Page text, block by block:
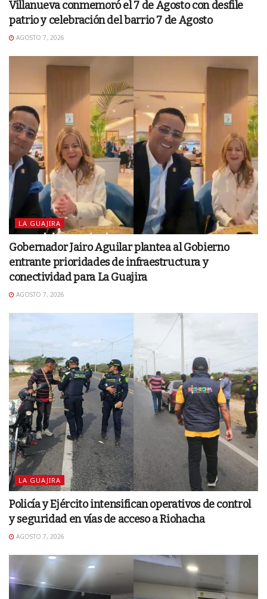
Villanueva conmemoró el 7 de Agosto con desfile
patrio y celebración del barrio 7 de Agosto
AGOSTO 7, 2026
LA GUAJIRA
Gobernador Jairo Aguilar plantea al Gobierno
entrante prioridades de infraestructura y
conectividad para La Guajira
AGOSTO 7, 2026
LA GUAJIRA
Policía y Ejército intensifican operativos de control
y seguridad en vías de acceso a Riohacha
AGOSTO 7, 2026